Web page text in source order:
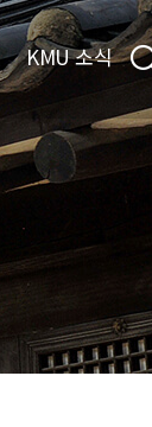
KMU 소식
통합검색